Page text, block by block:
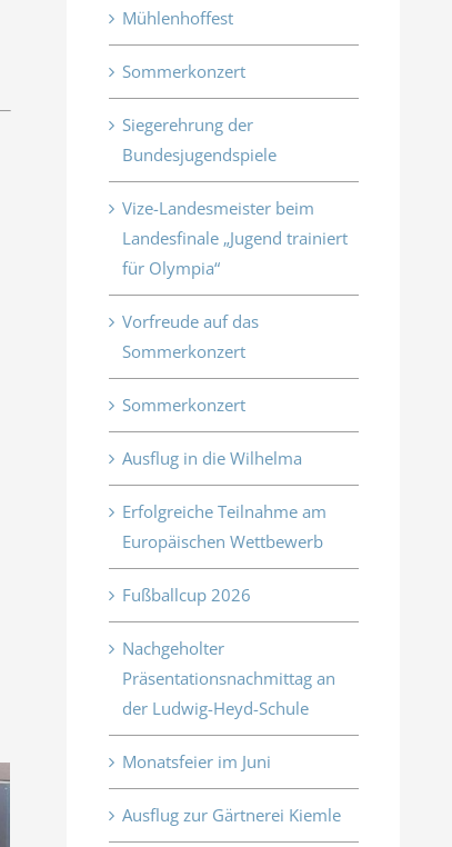
Mühlenhoffest
Sommerkonzert
Siegerehrung der
Bundesjugendspiele
Vize-Landesmeister beim
Landesfinale „Jugend trainiert
für Olympia“
Vorfreude auf das
Sommerkonzert
Sommerkonzert
Ausflug in die Wilhelma
Erfolgreiche Teilnahme am
Europäischen Wettbewerb
Fußballcup 2026
Nachgeholter
Präsentationsnachmittag an
der Ludwig-Heyd-Schule
Monatsfeier im Juni
Ausflug zur Gärtnerei Kiemle